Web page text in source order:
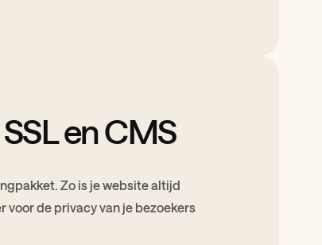
en CMS
Zo is je website altijd
voor de privacy van je bezoekers